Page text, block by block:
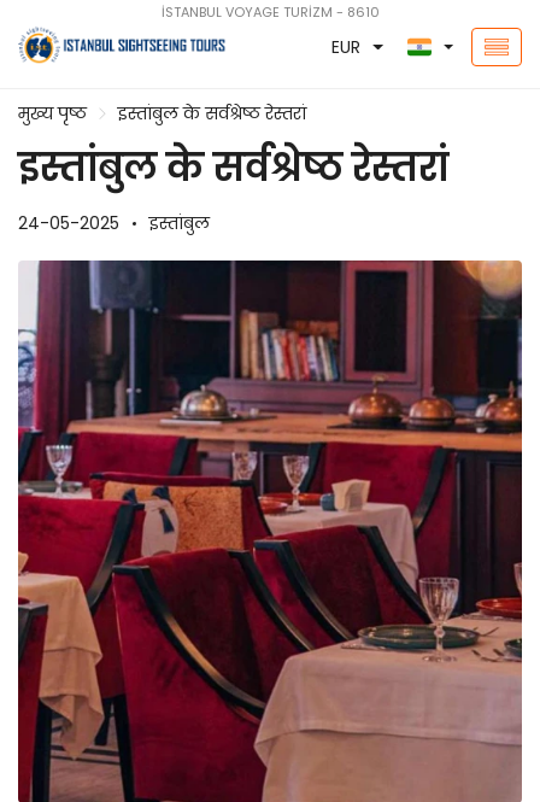
İSTANBUL VOYAGE TURİZM - 8610
EUR
मुख्य पृष्ठ इस्तांबुल के सर्वश्रेष्ठ रेस्तरां
इस्तांबुल के सर्वश्रेष्ठ रेस्तरां
24-05-2025 इस्तांबुल